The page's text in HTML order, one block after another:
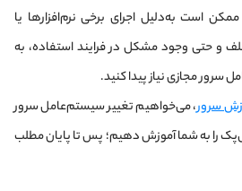
است به‌دلیل اجرای برخی نرم‌افزارها یا
و حتی وجود مشکل در فرایند استفاده، به
مجازی نیاز پیدا کنید.
سرور، می‌خواهیم تغییر سیستم‌عامل سرور
را به شما آموزش دهیم؛ پس تا پایان مطلب